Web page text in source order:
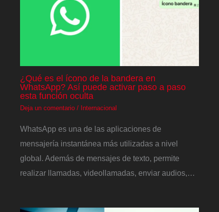
¿Qué es el ícono de la bandera en
WhatsApp? Así puede activar paso a paso
esta función oculta
Deja un comentario / Internacional
WhatsApp es una de las aplicaciones de
mensajería instantánea más utilizadas a nivel
global. Además de mensajes de texto, permite
realizar llamadas, videollamadas, enviar audios,…